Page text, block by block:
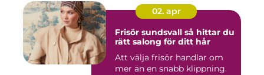
02. apr
Frisör sundsvall så hittar du
rätt salong för ditt hår
Att välja frisör handlar om
mer än en snabb klippning.